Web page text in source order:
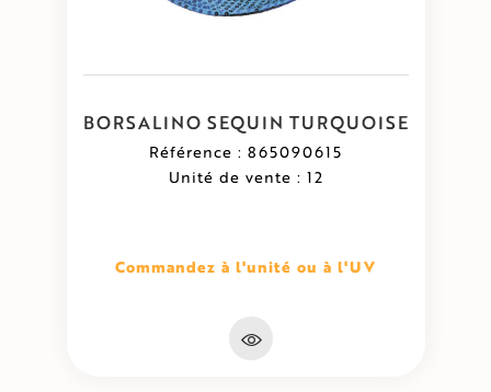
BORSALINO SEQUIN TURQUOISE
Référence : 865090615
Unité de vente : 12
Commandez à l'unité ou à l'UV